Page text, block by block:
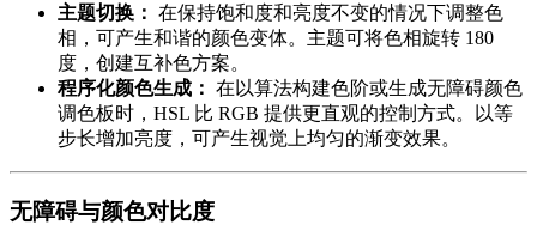
主题切换： 在保持饱和度和亮度不变的情况下调整色
相，可产生和谐的颜色变体。主题可将色相旋转 180
度，创建互补色方案。
程序化颜色生成： 在以算法构建色阶或生成无障碍颜色
调色板时，HSL 比 RGB 提供更直观的控制方式。以等
步长增加亮度，可产生视觉上均匀的渐变效果。
无障碍与颜色对比度